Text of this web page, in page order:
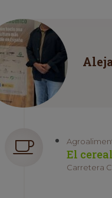
El
Carretera